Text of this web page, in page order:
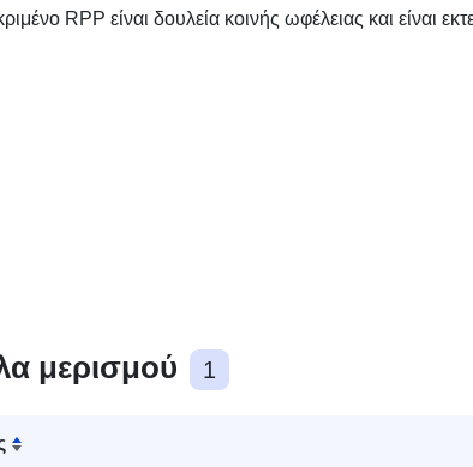
RPP είναι δουλεία κοινής ωφέλειας και είναι
μερισμού 1